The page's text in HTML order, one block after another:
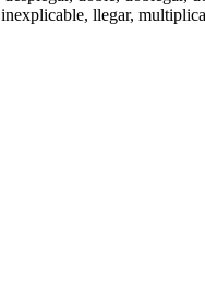
inexplicable, llegar,